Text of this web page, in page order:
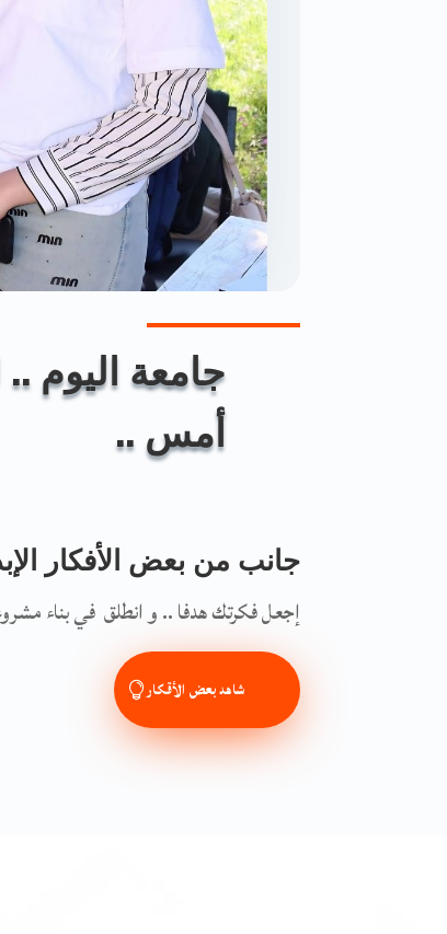
جامعة اليوم
أمس ..
جانب من بعض الأفكار
إجعل فكرتك هدفا .. و انطلق في بناء
شاهد بعض الأقكار